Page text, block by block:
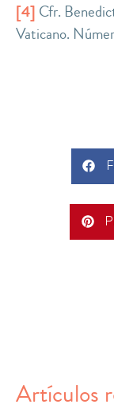
[4] Cfr.
Vaticano.
Artículos